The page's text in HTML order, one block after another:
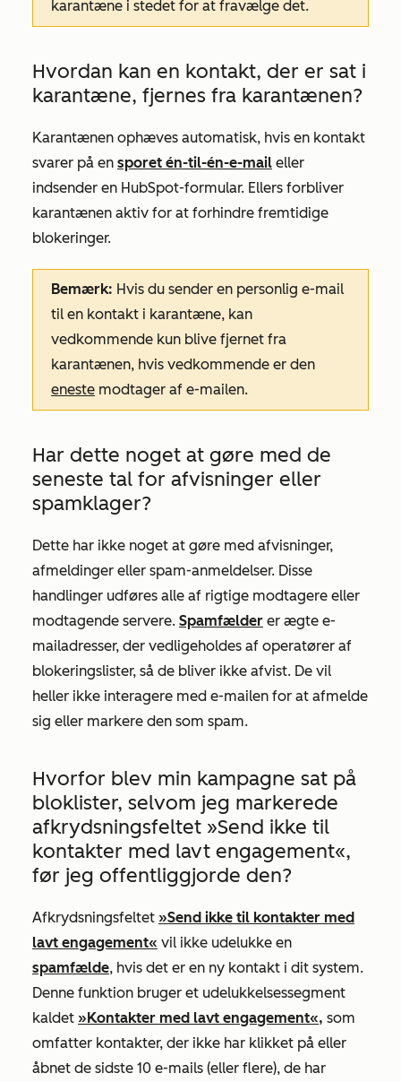
karantæne i stedet for at fravælge det.
Hvordan kan en kontakt, der er sat i
karantæne, fjernes fra karantænen?
Karantænen ophæves automatisk, hvis en kontakt
svarer på en sporet én-til-én-e-mail eller
indsender en HubSpot-formular. Ellers forbliver
karantænen aktiv for at forhindre fremtidige
blokeringer.
Bemærk: Hvis du sender en personlig e-mail
til en kontakt i karantæne, kan
vedkommende kun blive fjernet fra
karantænen, hvis vedkommende er den
eneste modtager af e-mailen.
Har dette noget at gøre med de
seneste tal for afvisninger eller
spamklager?
Dette har ikke noget at gøre med afvisninger,
afmeldinger eller spam-anmeldelser. Disse
handlinger udføres alle af rigtige modtagere eller
modtagende servere. Spamfælder er ægte e-
mailadresser, der vedligeholdes af operatører af
blokeringslister, så de bliver ikke afvist. De vil
heller ikke interagere med e-mailen for at afmelde
sig eller markere den som spam.
Hvorfor blev min kampagne sat på
bloklister, selvom jeg markerede
afkrydsningsfeltet »Send ikke til
kontakter med lavt engagement«,
før jeg offentliggjorde den?
Afkrydsningsfeltet »Send ikke til kontakter med
lavt engagement« vil ikke udelukke en
spamfælde, hvis det er en ny kontakt i dit system.
Denne funktion bruger et udelukkelsessegment
kaldet »Kontakter med lavt engagement«, som
omfatter kontakter, der ikke har klikket på eller
åbnet de sidste 10 e-mails (eller flere), de har